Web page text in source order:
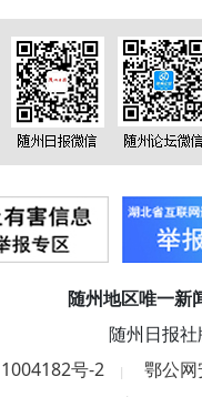
随州地区唯一新
随州日报社
号-2
| 鄂公